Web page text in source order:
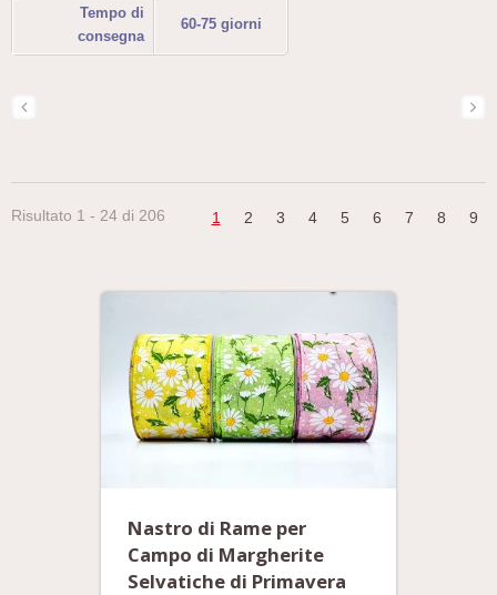
Tempo di
consegna
60-75 giorni
Risultato 1 - 24 di 206 1 2 3 4 5 6 7 8 9
Nastro di Rame per
Campo di Margherite
Selvatiche di Primavera